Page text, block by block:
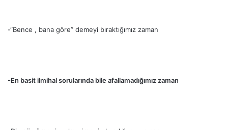
-“Bence , bana göre” demeyi bıraktığımız zaman
-En basit ilmihal sorularında bile afallamadığımız zaman